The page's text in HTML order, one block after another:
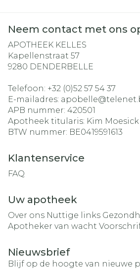
Neem contact met ons
APOTHEEK KELLES
Kapellenstraat 57
9280 DENDERBELLE
Telefoon: +32 (0)52 57 54 37
E-mailadres: apobelle@
APB nummer: 420501
Apotheek titularis: Kim Moesick
BTW nummer: BE0419591613
Klantenservice
FAQ
Uw apotheek
Over ons Nuttige links
Apotheker van wacht
Nieuwsbrief
Blijf op de hoogte van nieuwe